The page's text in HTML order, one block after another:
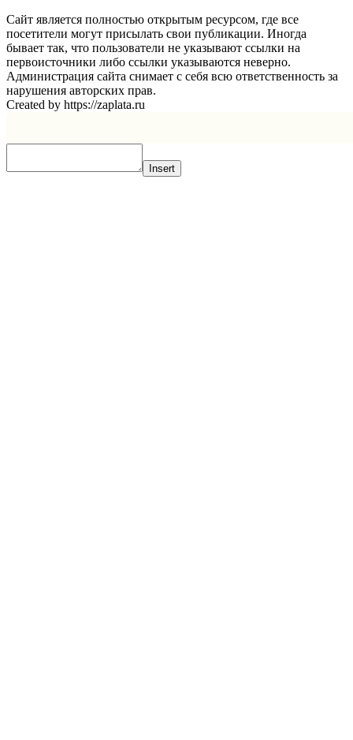
Сайт является полностью открытым ресурсом, где все
посетители могут присылать свои публикации. Иногда
бывает так, что пользователи не указывают ссылки на
первоисточники либо ссылки указываются неверно.
Администрация сайта снимает с себя всю ответственность за
нарушения авторских прав.
Created by https://zaplata.ru
Insert